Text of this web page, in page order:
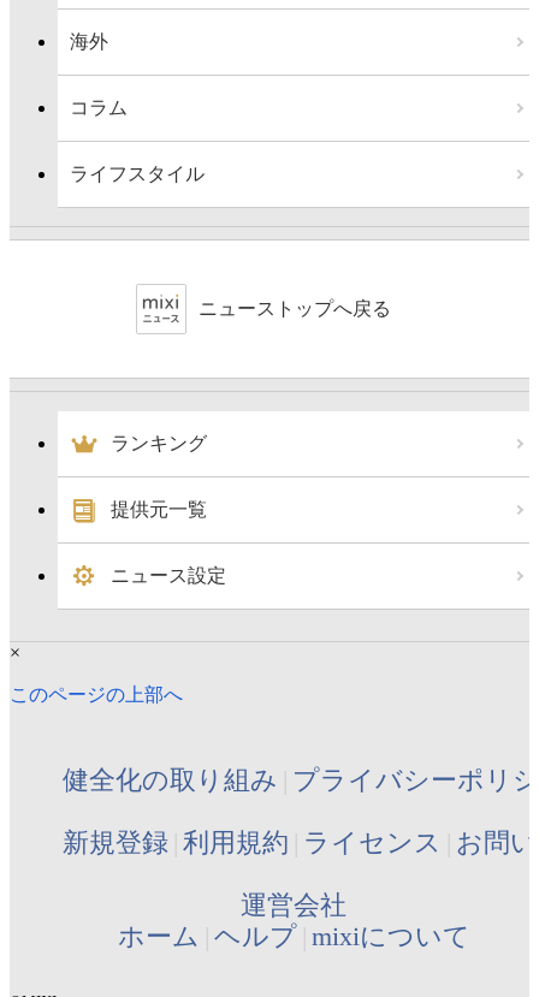
海外
コラム
ライフスタイル
ニューストップへ戻る
ランキング
提供元一覧
ニュース設定
×
このページの上部へ
健全化の取り組み プライバシーポリ
新規登録 利用規約 ライセンス お問
運営会社
ホーム ヘルプ mixiについて